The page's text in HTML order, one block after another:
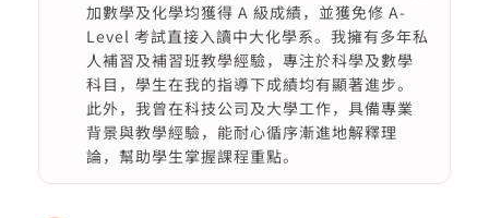
加數學及化學均獲得 A 級成績，並獲免修 A-
Level 考試直接入讀中大化學系。我擁有多年私
人補習及補習班教學經驗，專注於科學及數學
科目，學生在我的指導下成績均有顯著進步。
此外，我曾在科技公司及大學工作，具備專業
背景與教學經驗，能耐心循序漸進地解釋理
論，幫助學生掌握課程重點。